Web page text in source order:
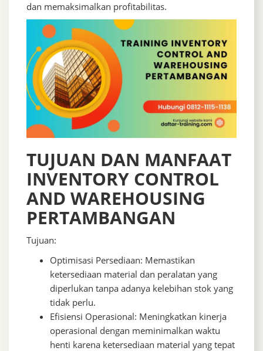
dan memaksimalkan profitabilitas.
TUJUAN DAN MANFAAT
INVENTORY CONTROL
AND WAREHOUSING
PERTAMBANGAN
Tujuan:
Optimisasi Persediaan: Memastikan
ketersediaan material dan peralatan yang
diperlukan tanpa adanya kelebihan stok yang
tidak perlu.
Efisiensi Operasional: Meningkatkan kinerja
operasional dengan meminimalkan waktu
henti karena ketersediaan material yang tepat